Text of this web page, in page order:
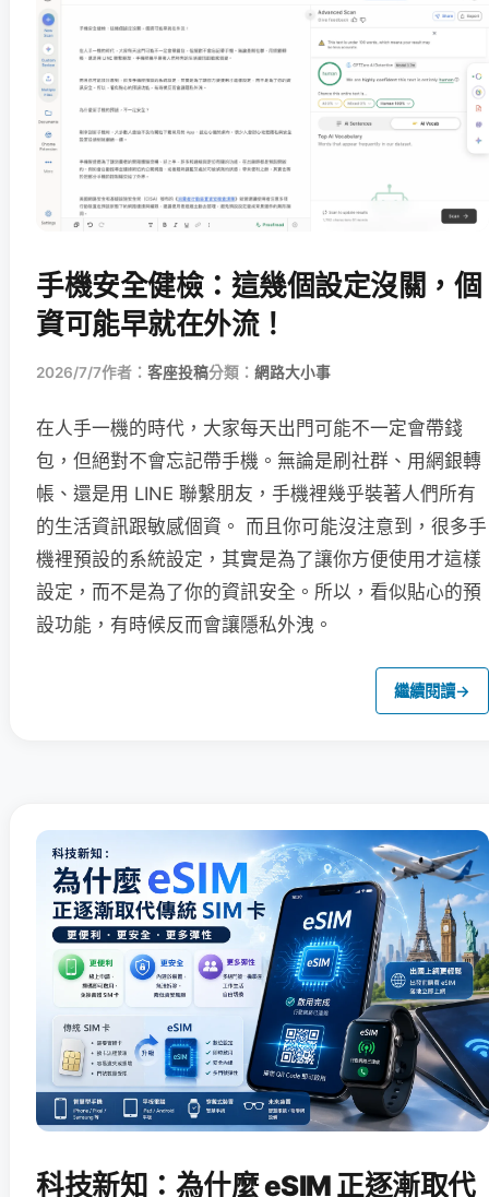
手機安全健檢：這幾個設定沒關，個
資可能早就在外流！
2026/7/7作者： 客座投稿分類： 網路大小事
在人手一機的時代，大家每天出門可能不一定會帶錢
包，但絕對不會忘記帶手機。無論是刷社群、用網銀轉
帳、還是用 LINE 聯繫朋友，手機裡幾乎裝著人們所有
的生活資訊跟敏感個資。 而且你可能沒注意到，很多手
機裡預設的系統設定，其實是為了讓你方便使用才這樣
設定，而不是為了你的資訊安全。所以，看似貼心的預
設功能，有時候反而會讓隱私外洩。
繼續閱讀→
科技新知：為什麼 eSIM 正逐漸取代